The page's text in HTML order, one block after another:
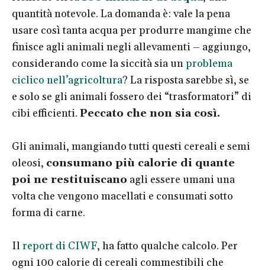
quantità notevole. La domanda è: vale la pena
usare così tanta acqua per produrre mangime che
finisce agli animali negli allevamenti – aggiungo,
considerando come la siccità sia unproblema
ciclico nell’agricoltura? La risposta sarebbe sì, se
e solo se gli animali fossero dei “trasformatori” di
cibi efficienti. Peccato che non sia così.
Gli animali, mangiando tutti questi cereali e semi
oleosi, consumano più calorie di quante
poi ne restituiscano agli essere umani una
volta che vengono macellati e consumati sotto
forma di carne.
Ilreport di CIWF, ha fatto qualche calcolo. Per
ogni 100 calorie di cereali commestibili che